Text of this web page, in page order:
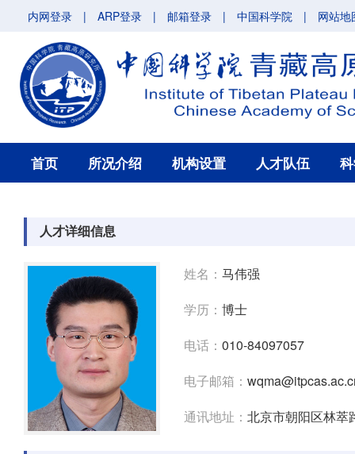
内网登录 | ARP登录 | 邮箱登录 | 中国科学院 | 网站地
首页 所况介绍 机构设置 人才队伍
人才详细信息
姓名： 马伟强
学历： 博士
电话： 010-84097057
电子邮箱：
通讯地址： 北京市朝阳区林萃